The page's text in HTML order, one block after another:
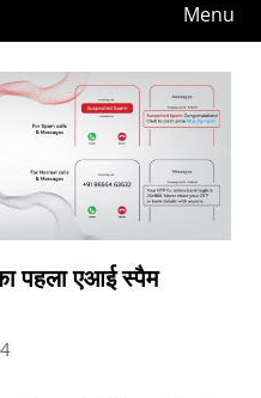
Menu
पहला एआई स्पैम